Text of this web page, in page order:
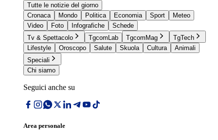
Tutte le notizie del giorno
Cronaca
Mondo Politica Economia Sport
Meteo
Video
Foto Infografiche
Schede
Tv & Spettacolo
TgcomLab TgcomMag
TgTech
Lifestyle
Oroscopo Salute Skuola Cultura
Animali
Speciali
Chi siamo
Seguici anche su
Area personale